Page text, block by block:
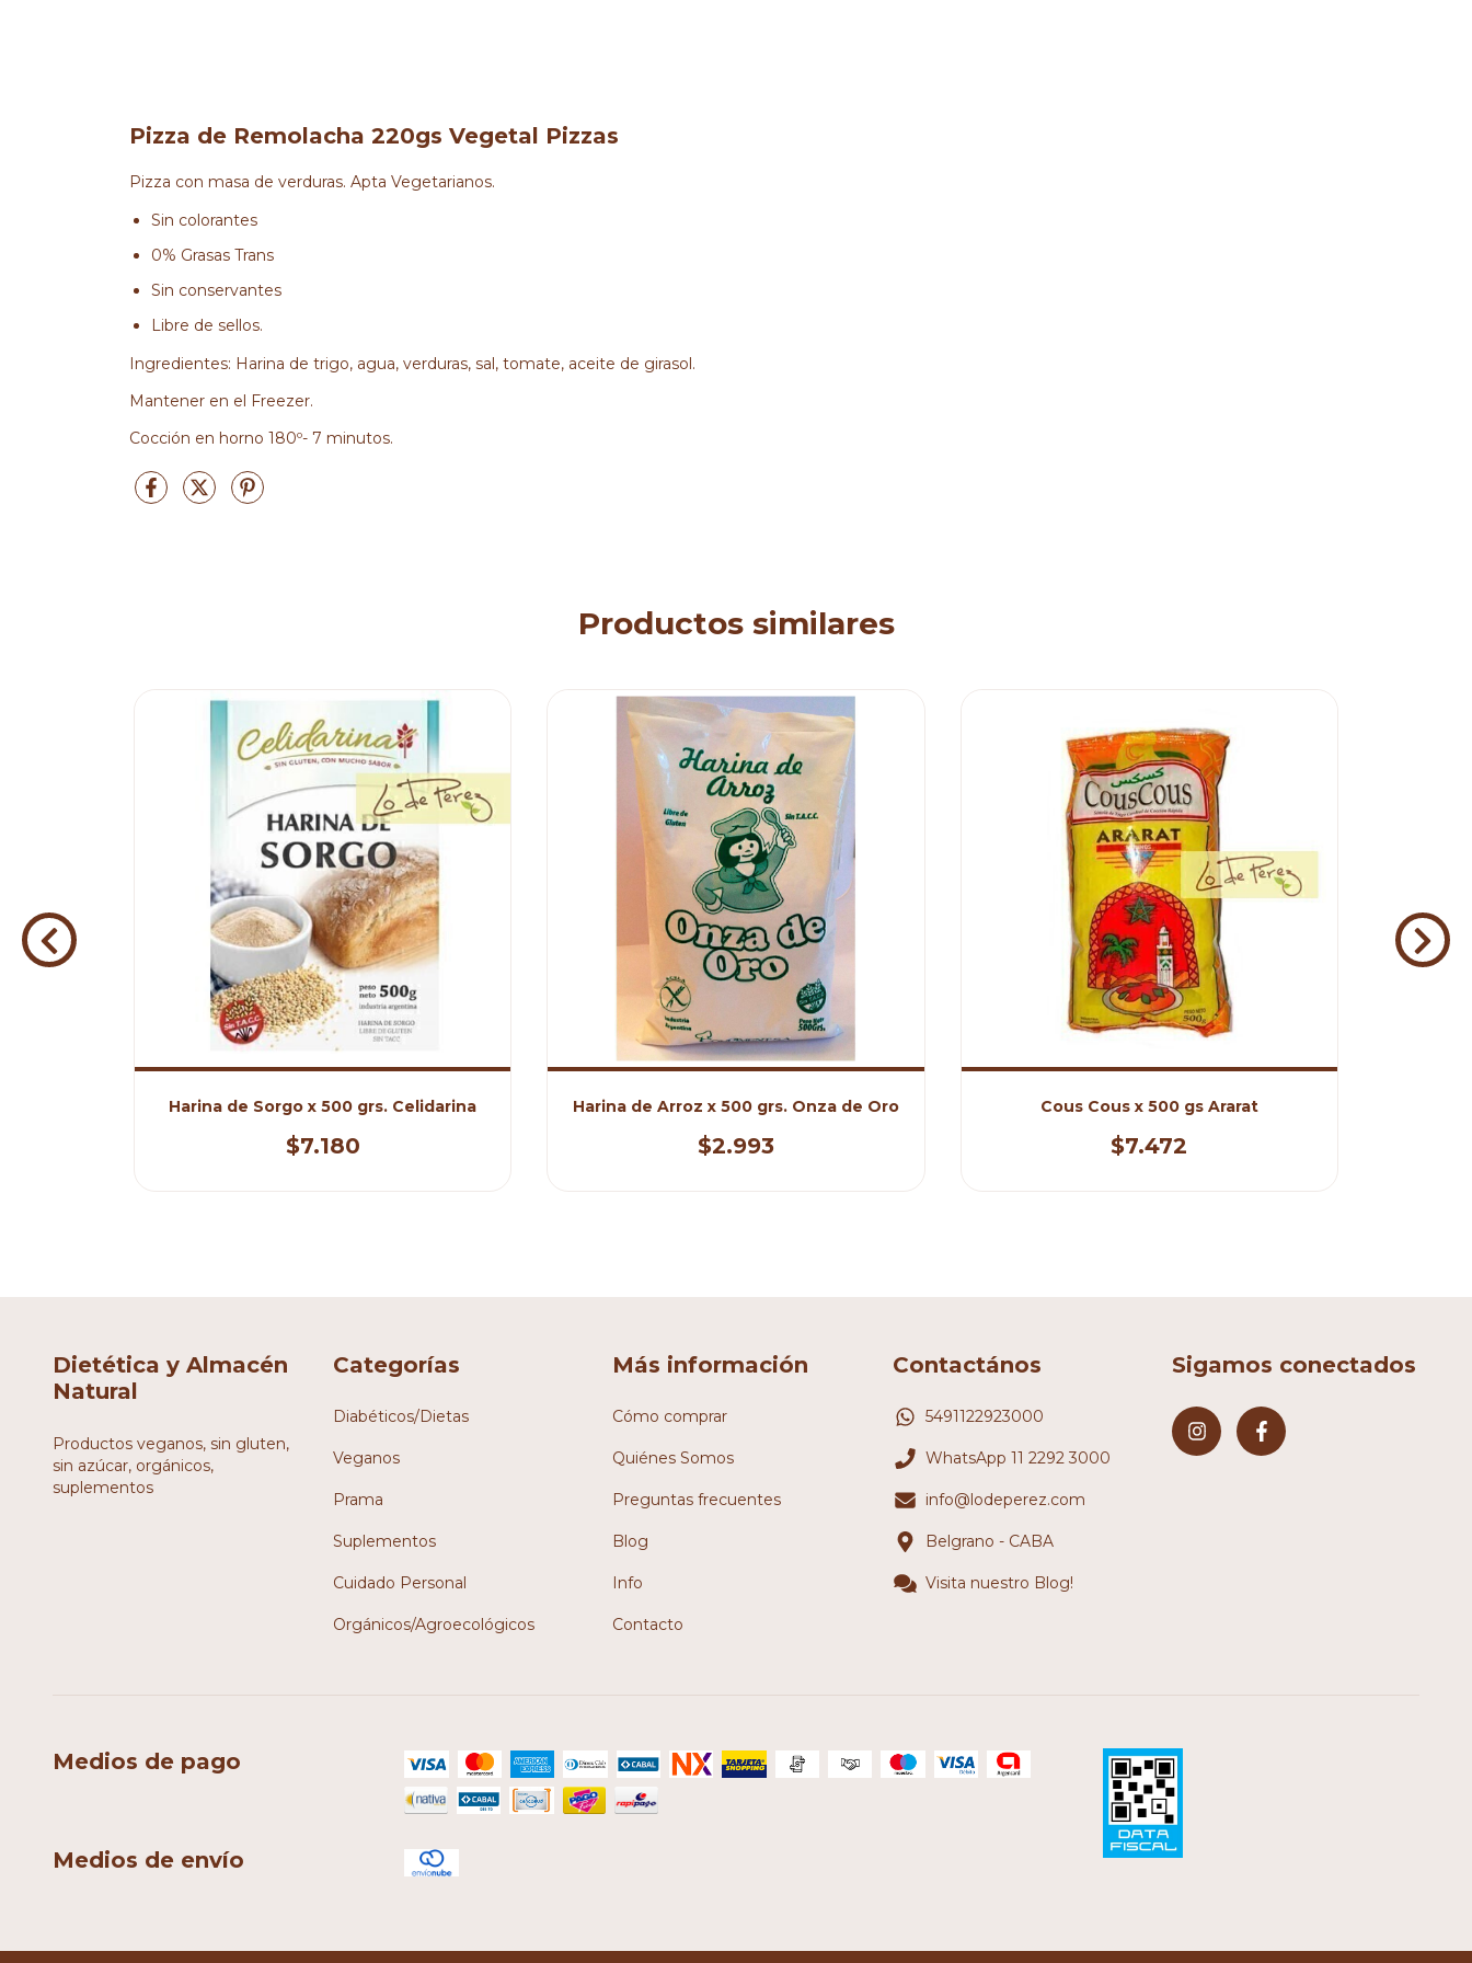
Pizza de Remolacha 220gs Vegetal Pizzas
Pizza con masa de verduras. Apta Vegetarianos.
Sin colorantes
0% Grasas Trans
Sin conservantes
Libre de sellos.
Ingredientes: Harina de trigo, agua, verduras, sal, tomate, aceite de girasol.
Mantener en el Freezer.
Cocción en horno 180º- 7 minutos.
Productos similares
Harina de Sorgo x 500 grs. Celidarina
$7.180
Harina de Arroz x 500 grs. Onza de Oro
$2.993
Cous Cous x 500 gs Ararat
$7.472
Dietética y Almacén
Natural
Productos veganos, sin gluten,
sin azúcar, orgánicos,
suplementos
Categorías
Diabéticos/Dietas
Veganos
Prama
Suplementos
Cuidado Personal
Orgánicos/Agroecológicos
Más información
Cómo comprar
Quiénes Somos
Preguntas frecuentes
Blog
Info
Contacto
Contactános
5491122923000
WhatsApp 11 2292 3000
info@lodeperez.com
Belgrano - CABA
Visita nuestro Blog!
Sigamos conectados
Medios de pago
Medios de envío